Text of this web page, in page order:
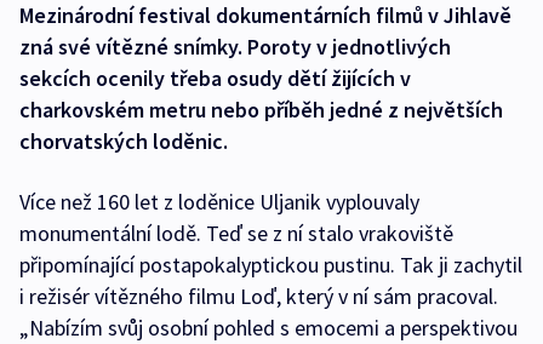
Mezinárodní festival dokumentárních filmů v Jihlavě
zná své vítězné snímky. Poroty v jednotlivých
sekcích ocenily třeba osudy dětí žijících v
charkovském metru nebo příběh jedné z největších
chorvatských loděnic.
Více než 160 let z loděnice Uljanik vyplouvaly
monumentální lodě. Teď se z ní stalo vrakoviště
připomínající postapokalyptickou pustinu. Tak ji zachytil
i režisér vítězného filmu Loď, který v ní sám pracoval.
„Nabízím svůj osobní pohled s emocemi a perspektivou